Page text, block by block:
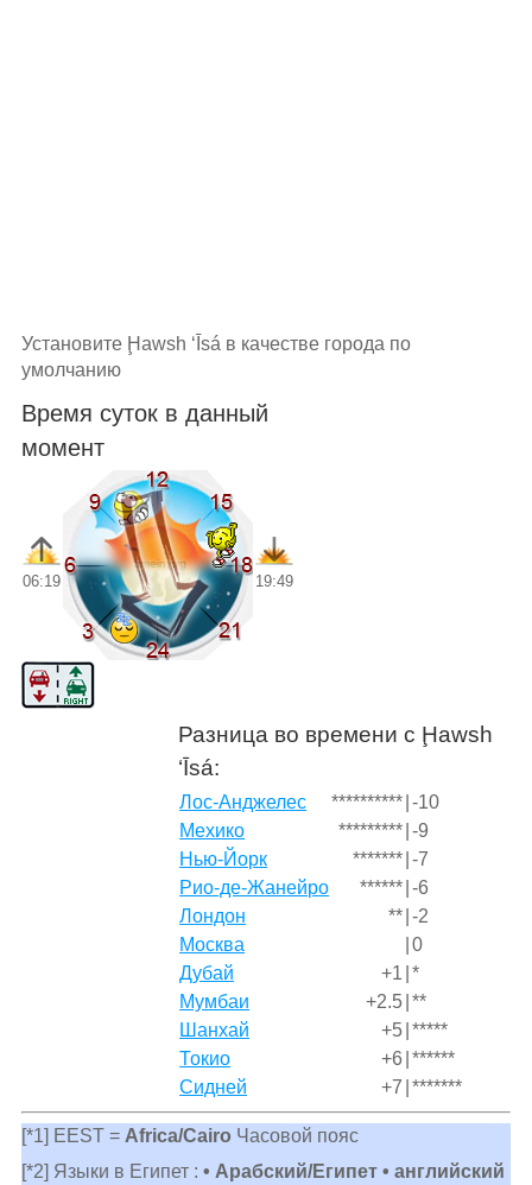
Установите Ḩawsh ‘Īsá в качестве города по
умолчанию
Время суток в данный
момент
06:19 19:49
Разница во времени с Ḩawsh
‘Īsá:
Лос-Анджелес ********** -10
Мехико
********* -9
Нью-Йорк
******* -7
Рио-де-Жанейро
****** -6
Лондон
** -2
Москва
0
Дубай
+1 *
Мумбаи
+2.5 **
Шанхай
+5 *****
Токио
+6 ******
Сидней
+7 *******
[*1] EEST = Africa/Cairo Часовой пояс
[*2] Языки в Египет : • Арабский/Египет • английский